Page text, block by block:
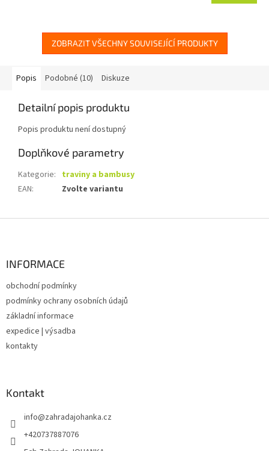
ZOBRAZIT VŠECHNY SOUVISEJÍCÍ PRODUKTY
Popis Podobné (10) Diskuze
Detailní popis produktu
Popis produktu není dostupný
Doplňkové parametry
Kategorie: traviny a bambusy
EAN: Zvolte variantu
INFORMACE
obchodní podmínky
podmínky ochrany osobních údajů
základní informace
expedice | výsadba
kontakty
Kontakt
info@zahradajohanka.cz
+420737887076